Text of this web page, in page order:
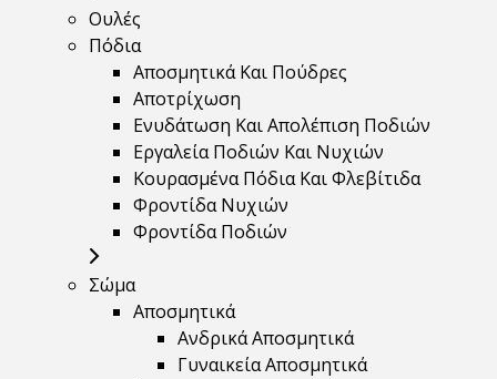
Ουλές
Πόδια
Αποσμητικά Και Πούδρες
Αποτρίχωση
Ενυδάτωση Και Απολέπιση Ποδιών
Εργαλεία Ποδιών Και Νυχιών
Κουρασμένα Πόδια Και Φλεβίτιδα
Φροντίδα Νυχιών
Φροντίδα Ποδιών
Σώμα
Αποσμητικά
Ανδρικά Αποσμητικά
Γυναικεία Αποσμητικά